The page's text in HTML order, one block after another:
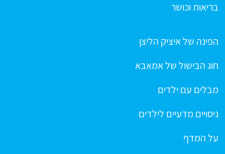
בריאות וכושר
הפינה של איציק הליצן
חוג הבישול של אמאבא
מבלים עם ילדים
ניסויים מדעיים לילדים
על המדף